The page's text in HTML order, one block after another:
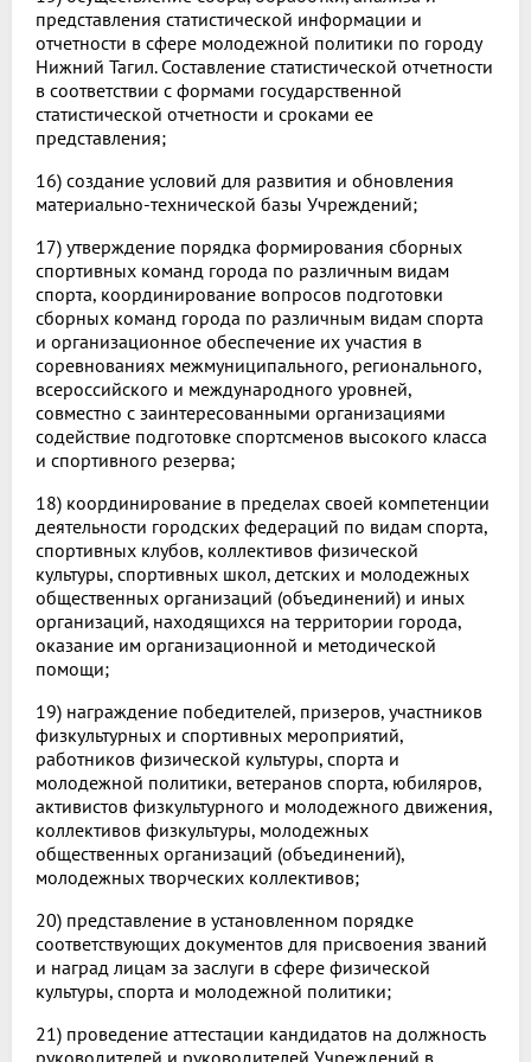
представления статистической информации и
отчетности в сфере молодежной политики по городу
Нижний Тагил. Составление статистической отчетности
в соответствии с формами государственной
статистической отчетности и сроками ее
представления;
16) создание условий для развития и обновления
материально-технической базы Учреждений;
17) утверждение порядка формирования сборных
спортивных команд города по различным видам
спорта, координирование вопросов подготовки
сборных команд города по различным видам спорта
и организационное обеспечение их участия в
соревнованиях межмуниципального, регионального,
всероссийского и международного уровней,
совместно с заинтересованными организациями
содействие подготовке спортсменов высокого класса
и спортивного резерва;
18) координирование в пределах своей компетенции
деятельности городских федераций по видам спорта,
спортивных клубов, коллективов физической
культуры, спортивных школ, детских и молодежных
общественных организаций (объединений) и иных
организаций, находящихся на территории города,
оказание им организационной и методической
помощи;
19) награждение победителей, призеров, участников
физкультурных и спортивных мероприятий,
работников физической культуры, спорта и
молодежной политики, ветеранов спорта, юбиляров,
активистов физкультурного и молодежного движения,
коллективов физкультуры, молодежных
общественных организаций (объединений),
молодежных творческих коллективов;
20) представление в установленном порядке
соответствующих документов для присвоения званий
и наград лицам за заслуги в сфере физической
культуры, спорта и молодежной политики;
21) проведение аттестации кандидатов на должность